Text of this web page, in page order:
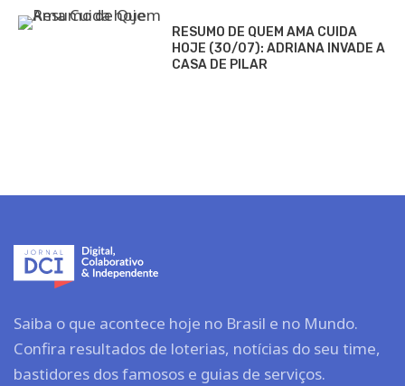
RESUMO DE QUEM AMA CUIDA
HOJE (30/07): ADRIANA INVADE A
CASA DE PILAR
Saiba o que acontece hoje no Brasil e no Mundo.
Confira resultados de loterias, notícias do seu time,
bastidores dos famosos e guias de serviços.